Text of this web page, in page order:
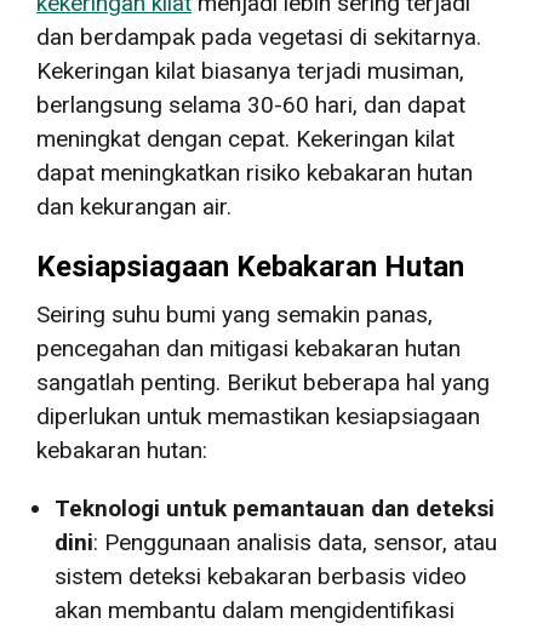
dan berdampak pada vegetasi di sekitarnya.
Kekeringan kilat biasanya terjadi musiman,
berlangsung selama 30-60 hari, dan dapat
meningkat dengan cepat. Kekeringan kilat
dapat meningkatkan risiko kebakaran hutan
dan kekurangan air.
Kesiapsiagaan Kebakaran Hutan
Seiring suhu bumi yang semakin panas,
pencegahan dan mitigasi kebakaran hutan
sangatlah penting. Berikut beberapa hal yang
diperlukan untuk memastikan kesiapsiagaan
kebakaran hutan:
Teknologi untuk pemantauan dan deteksi
dini: Penggunaan analisis data, sensor, atau
sistem deteksi kebakaran berbasis video
akan membantu dalam mengidentifikasi